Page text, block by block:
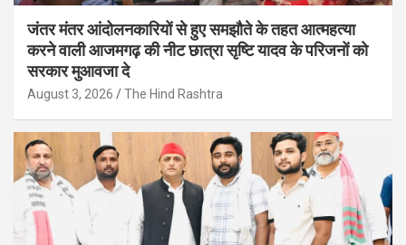
जंतर मंतर आंदोलनकारियों से हुए समझौते के तहत आत्महत्या
करने वाली आजमगढ़ की नीट छात्रा सृष्टि यादव के परिजनों को
सरकार मुआवजा दे
August 3, 2026 The Hind Rashtra